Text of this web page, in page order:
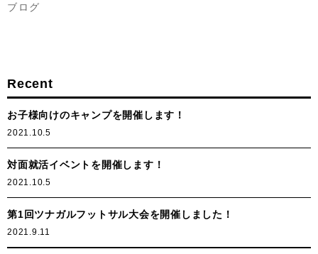
ブログ
Recent
お子様向けのキャンプを開催します！
2021.10.5
対面就活イベントを開催します！
2021.10.5
第1回ツナガルフットサル大会を開催しました！
2021.9.11